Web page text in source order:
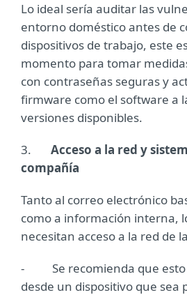
Lo ideal sería auditar las
entorno doméstico antes de
dispositivos de trabajo, este
momento para tomar
con contraseñas seguras y
firmware como el software a
versiones disponibles.
3. Acceso a la red y
compañía
Tanto al correo electrónico
como a información interna,
necesitan acceso a la red de
- Se recomienda que esto
desde un dispositivo que sea